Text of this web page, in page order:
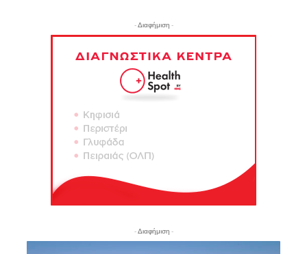
- Διαφήμιση -
- Διαφήμιση -